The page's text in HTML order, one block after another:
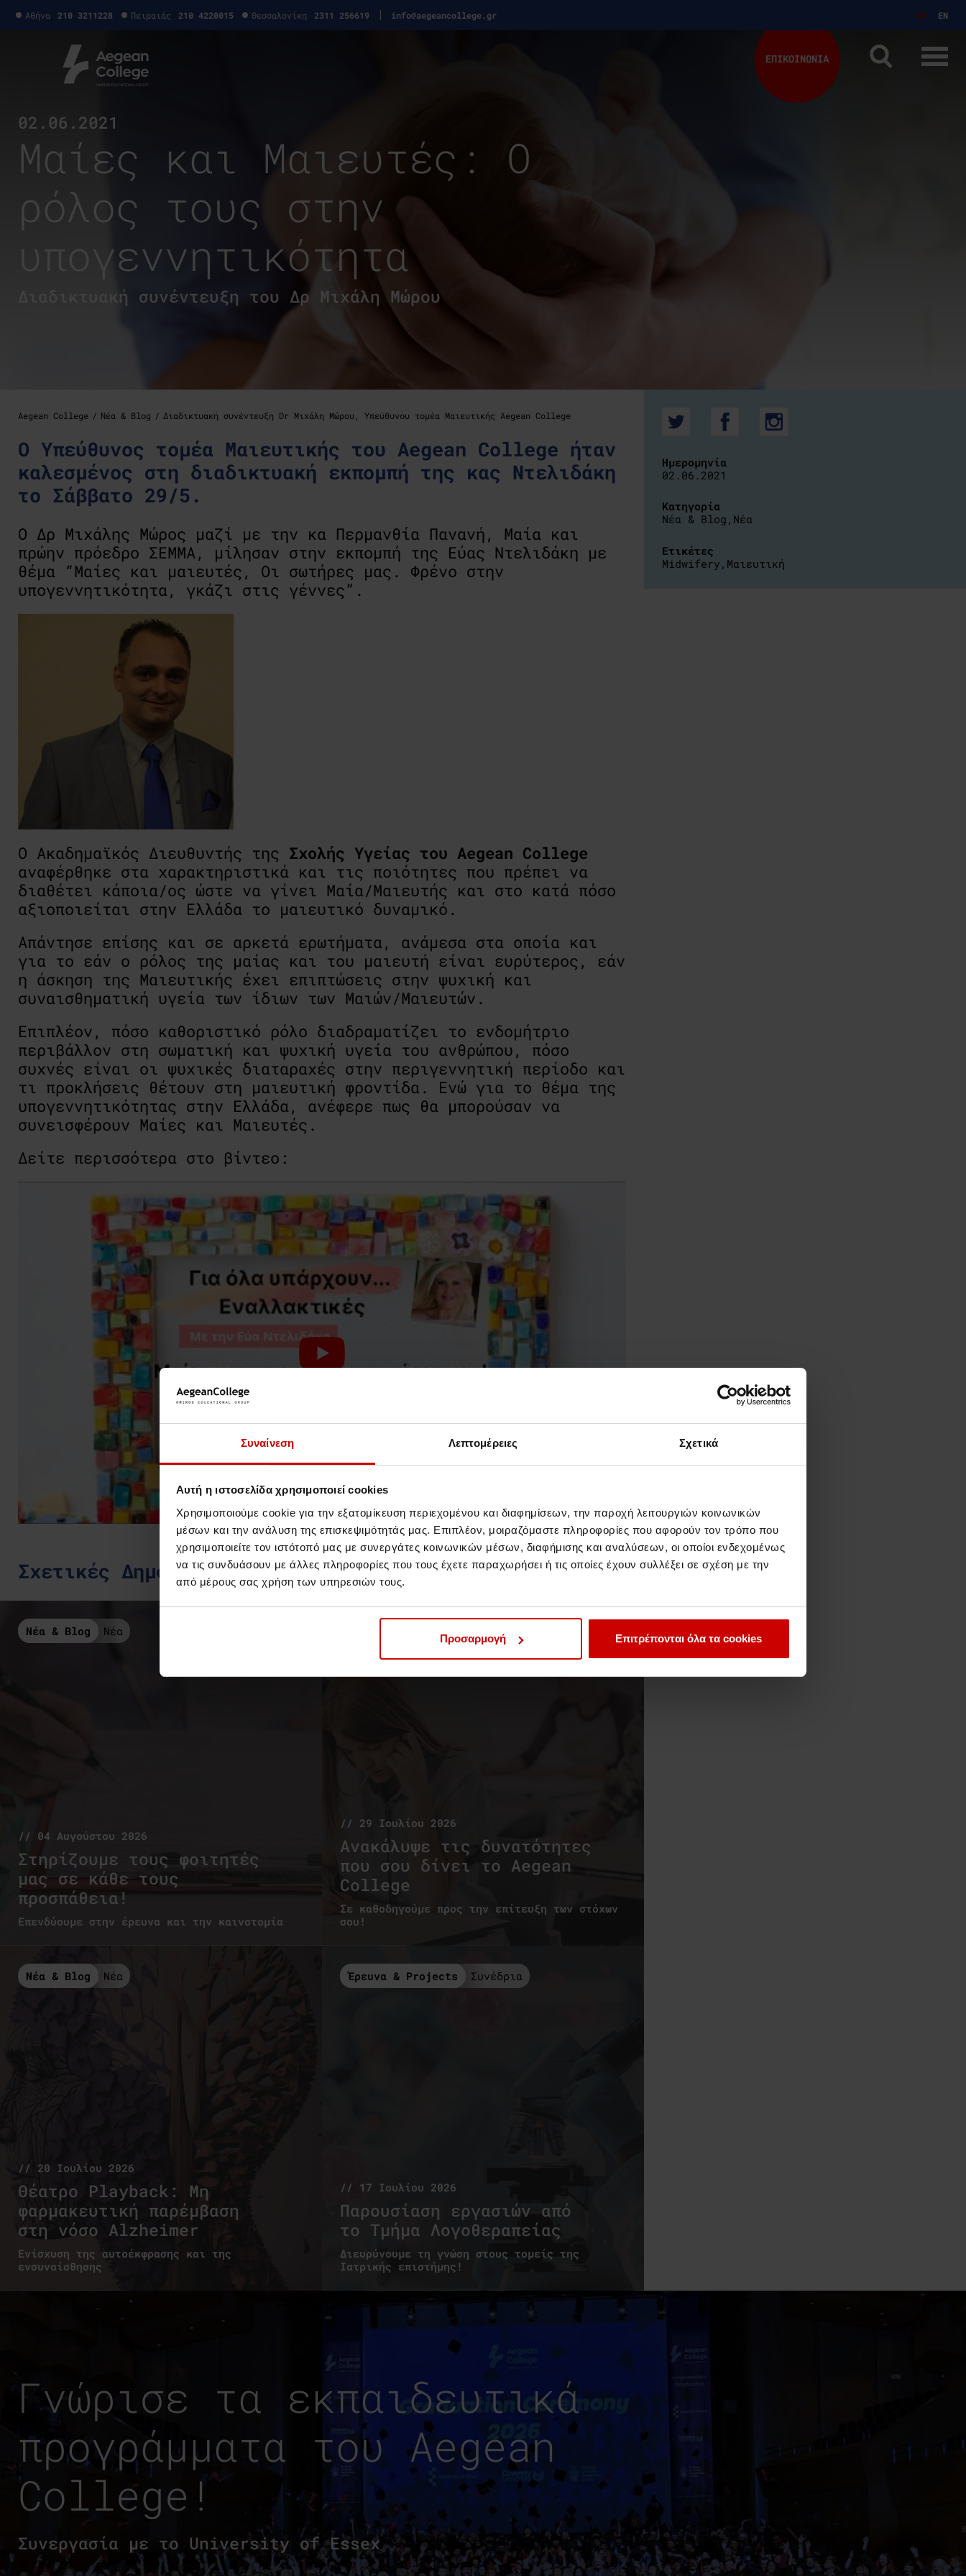
Συναίνεση Λεπτομέρειες Σχετικά
Αυτή η ιστοσελίδα χρησιμοποιεί cookies
Χρησιμοποιούμε cookie για την εξατομίκευση περιεχομένου και διαφημίσεων, την παροχή λειτουργιών κοινωνικών
μέσων και την ανάλυση της επισκεψιμότητάς μας. Επιπλέον, μοιραζόμαστε πληροφορίες που αφορούν τον τρόπο που
χρησιμοποιείτε τον ιστότοπό μας με συνεργάτες κοινωνικών μέσων, διαφήμισης και αναλύσεων, οι οποίοι ενδεχομένως
να τις συνδυάσουν με άλλες πληροφορίες που τους έχετε παραχωρήσει ή τις οποίες έχουν συλλέξει σε σχέση με την
από μέρους σας χρήση των υπηρεσιών τους.
Προσαρμογή Επιτρέπονται όλα τα cookies
Αθήνα 210 3211228 Πειραιάς 210 4220015 Θεσσαλονίκη 2311 256619 info@aegeancollege.gr GR EN
ΕΠΙΚΟΙΝΩΝΙΑ
02.06.2021
Μαίες και Μαιευτές: Ο
ρόλος τους στην
υπογεννητικότητα
Διαδικτυακή συνέντευξη του Δρ Μιχάλη Μώρου
Aegean College Νέα & Blog Διαδικτυακή συνέντευξη Dr Μιχάλη Μώρου, Υπεύθυνου τομέα Μαιευτικής Aegean College
Ο Υπεύθυνος τομέα Μαιευτικής του Aegean College ήταν
καλεσμένος στη διαδικτυακή εκπομπή της κας Ντελιδάκη
το Σάββατο 29/5.
Ο Δρ Μιχάλης Μώρος μαζί με την κα Περμανθία Πανανή, Μαία και
πρώην πρόεδρο ΣΕΜΜΑ, μίλησαν στην εκπομπή της Εύας Ντελιδάκη με
θέμα “Μαίες και μαιευτές, Οι σωτήρες μας. Φρένο στην
υπογεννητικότητα, γκάζι στις γέννες”.
Ο Ακαδημαϊκός Διευθυντής της Σχολής Υγείας του Aegean College
αναφέρθηκε στα χαρακτηριστικά και τις ποιότητες που πρέπει να
διαθέτει κάποια/ος ώστε να γίνει Μαία/Μαιευτής και στο κατά πόσο
αξιοποιείται στην Ελλάδα το μαιευτικό δυναμικό.
Απάντησε επίσης και σε αρκετά ερωτήματα, ανάμεσα στα οποία και
για το εάν ο ρόλος της μαίας και του μαιευτή είναι ευρύτερος, εάν
η άσκηση της Μαιευτικής έχει επιπτώσεις στην ψυχική και
συναισθηματική υγεία των ίδιων των Μαιών/Μαιευτών.
Επιπλέον, πόσο καθοριστικό ρόλο διαδραματίζει το ενδομήτριο
περιβάλλον στη σωματική και ψυχική υγεία του ανθρώπου, πόσο
συχνές είναι οι ψυχικές διαταραχές στην περιγεννητική περίοδο και
τι προκλήσεις θέτουν στη μαιευτική φροντίδα. Ενώ για το θέμα της
υπογεννητικότητας στην Ελλάδα, ανέφερε πως θα μπορούσαν να
συνεισφέρουν Μαίες και Μαιευτές.
Δείτε περισσότερα στο βίντεο:
Σχετικές Δημοσιεύσεις
Νέα & Blog Νέα
// 04 Αυγούστου 2026
Στηρίζουμε τους φοιτητές
μας σε κάθε τους
προσπάθεια!
Επενδύουμε στην έρευνα και την καινοτομία
// 29 Ιουλίου 2026
Ανακάλυψε τις δυνατότητες
που σου δίνει το Aegean
College
Σε καθοδηγούμε προς την επίτευξη των στόχων
σου!
Νέα & Blog Νέα
// 20 Ιουλίου 2026
Θέατρο Playback: Μη
φαρμακευτική παρέμβαση
στη νόσο Alzheimer
Ενίσχυση της αυτοέκφρασης και της
ενσυναίσθησης
Έρευνα & Projects Συνέδρια
// 17 Ιουλίου 2026
Παρουσίαση εργασιών από
το Τμήμα Λογοθεραπείας
Διευρύνουμε τη γνώση στους τομείς της
Ιατρικής επιστήμης!
Ημερομηνία
02.06.2021
Κατηγορία
Νέα & Blog , Νέα
Ετικέτες
Midwifery , Μαιευτική
Γνώρισε τα εκπαιδευτικά
προγράμματα του Aegean
College!
Συνεργασία με το University of Essex